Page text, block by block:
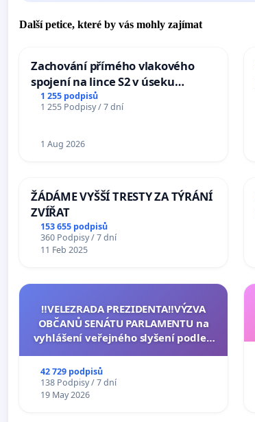
Další petice, které by vás mohly zajímat
Zachování přímého vlakového
spojení na lince S2 v úseku
Ostrava – Bohumín – Karviná –
Mosty u Jablunkova
1 255 podpisů
1 255 Podpisy / 7 dní
1 Aug 2026
ŽÁDÁME VYŠŠÍ TRESTY ZA TÝRÁNÍ
ZVÍŘAT
153 655 podpisů
360 Podpisy / 7 dní
11 Feb 2025
‼️VELEZRADA PREZIDENTA‼️VÝZVA
OBČANŮ SENÁTU PARLAMENTU na
vyhlášení veřejného slyšení podle §
na přijetí usnesení k podání ústavní
žaloby na prezidenta republiky
42 729 podpisů
138 Podpisy / 7 dní
19 May 2026